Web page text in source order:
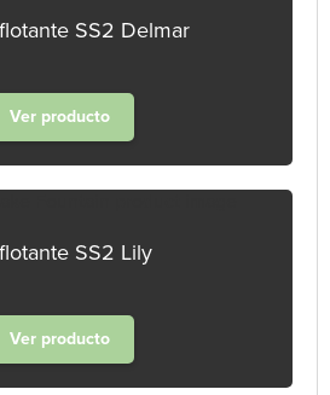
SS2 Delmar
Ver producto
SS2 Lily
Ver producto